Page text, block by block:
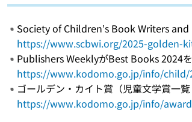
Society of Children’s Book Writers
https://www.scbwi.org/2025-golden-
Publishers WeeklyがBest Books 2024
https://www.kodomo.go.jp/info/child/
ゴールデン・カイト賞（児童文学賞一
https://www.kodomo.go.jp/info/